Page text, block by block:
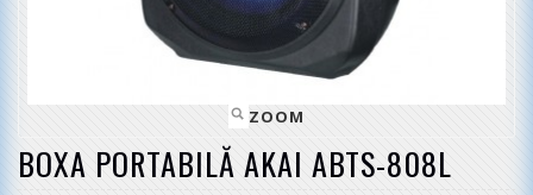
ZOOM
BOXA PORTABILĂ AKAI ABTS-808L